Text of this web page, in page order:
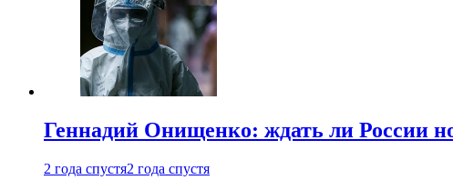
Геннадий Онищенко: ждать ли России
2 года спустя2 года спустя